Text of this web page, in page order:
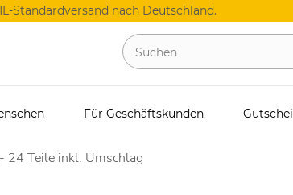
Standardversand nach Deutschland.
Für Geschäftskunden
24 Teile inkl. Umschlag